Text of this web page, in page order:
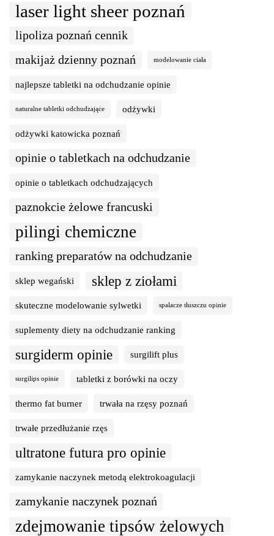
laser light sheer poznań
lipoliza poznań cennik
makijaż dzienny poznań
modelowanie ciała
najlepsze tabletki na odchudzanie opinie
naturalne tabletki odchudzające odżywki
odżywki katowicka poznań
opinie o tabletkach na odchudzanie
opinie o tabletkach odchudzających
paznokcie żelowe francuski
pilingi chemiczne
ranking preparatów na odchudzanie
sklep wegański sklep z ziołami
skuteczne modelowanie sylwetki spalacze tłuszczu opinie
suplementy diety na odchudzanie ranking
surgiderm opinie surgilift plus
surgilips opinie tabletki z borówki na oczy
thermo fat burner trwała na rzęsy poznań
trwałe przedłużanie rzęs
ultratone futura pro opinie
zamykanie naczynek metodą elektrokoagulacji
zamykanie naczynek poznań
zdejmowanie tipsów żelowych